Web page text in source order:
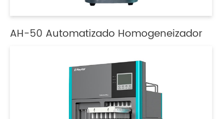
AH-50 Automatizado Homogeneizador